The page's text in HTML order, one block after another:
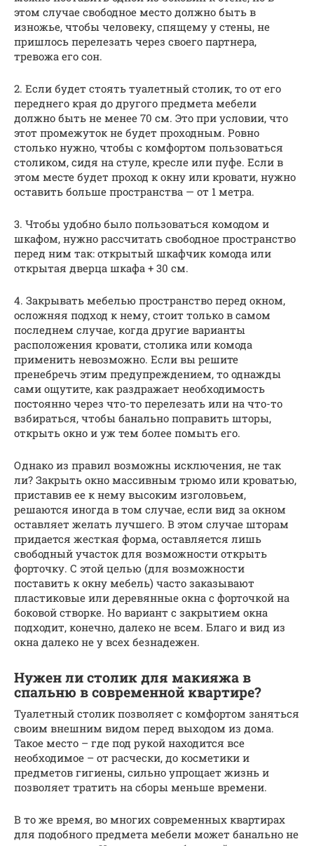
этом случае свободное место должно быть в
изножье, чтобы человеку, спящему у стены, не
пришлось перелезать через своего партнера,
тревожа его сон.
2. Если будет стоять туалетный столик, то от его
переднего края до другого предмета мебели
должно быть не менее 70 см. Это при условии, что
этот промежуток не будет проходным. Ровно
столько нужно, чтобы с комфортом пользоваться
столиком, сидя на стуле, кресле или пуфе. Если в
этом месте будет проход к окну или кровати, нужно
оставить больше пространства — от 1 метра.
3. Чтобы удобно было пользоваться комодом и
шкафом, нужно рассчитать свободное пространство
перед ним так: открытый шкафчик комода или
открытая дверца шкафа + 30 см.
4. Закрывать мебелью пространство перед окном,
осложняя подход к нему, стоит только в самом
последнем случае, когда другие варианты
расположения кровати, столика или комода
применить невозможно. Если вы решите
пренебречь этим предупреждением, то однажды
сами ощутите, как раздражает необходимость
постоянно через что-то перелезать или на что-то
взбираться, чтобы банально поправить шторы,
открыть окно и уж тем более помыть его.
Однако из правил возможны исключения, не так
ли? Закрыть окно массивным трюмо или кроватью,
приставив ее к нему высоким изголовьем,
решаются иногда в том случае, если вид за окном
оставляет желать лучшего. В этом случае шторам
придается жесткая форма, оставляется лишь
свободный участок для возможности открыть
форточку. С этой целью (для возможности
поставить к окну мебель) часто заказывают
пластиковые или деревянные окна с форточкой на
боковой створке. Но вариант с закрытием окна
подходит, конечно, далеко не всем. Благо и вид из
окна далеко не у всех безнадежен.
Нужен ли столик для макияжа в
спальню в современной квартире?
Туалетный столик позволяет с комфортом заняться
своим внешним видом перед выходом из дома.
Такое место – где под рукой находится все
необходимое – от расчески, до косметики и
предметов гигиены, сильно упрощает жизнь и
позволяет тратить на сборы меньше времени.
В то же время, во многих современных квартирах
для подобного предмета мебели может банально не